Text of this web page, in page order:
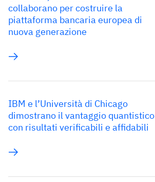
collaborano per costruire la
piattaforma bancaria europea di
nuova generazione
IBM e l’Università di Chicago
dimostrano il vantaggio quantistico
con risultati verificabili e affidabili